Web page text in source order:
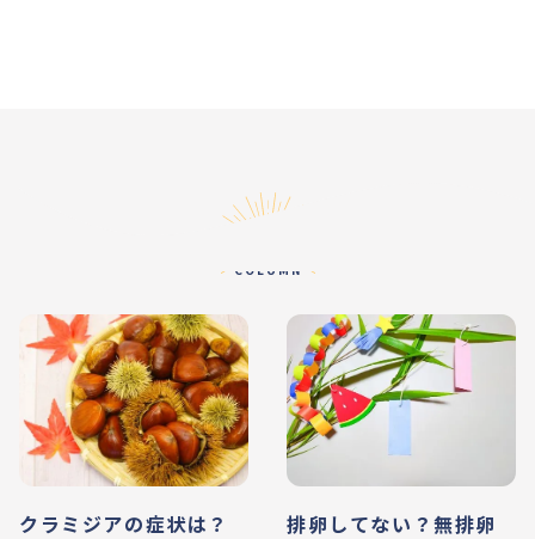
COLUMN
クラミジアの症状は？
排卵してない？無排卵